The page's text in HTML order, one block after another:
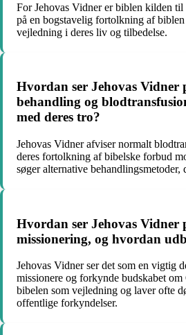
For Jehovas Vidner er biblen kilden
på en bogstavelig fortolkning af
vejledning i deres liv og tilbedelse.
Hvordan ser Jehovas Vidner
behandling og
med deres tro?
Jehovas Vidner afviser normalt
deres fortolkning af bibelske forbud
søger alternative
Hvordan ser Jehovas Vidner
missionering, og hvordan
Jehovas Vidner ser det som en vigtig
missionere og forkynde budskabet
bibelen som vejledning og laver ofte
offentlige forkyndelser.